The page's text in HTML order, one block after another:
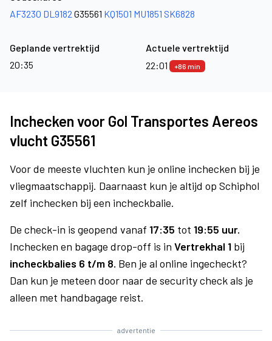
AF3230 DL9182 G35561 KQ1501 MU1851 SK6828
Geplande vertrektijd
20:35
Actuele vertrektijd
22:01
+86 min
Inchecken voor Gol Transportes Aereos
vlucht G35561
Voor de meeste vluchten kun je online inchecken bij je
vliegmaatschappij. Daarnaast kun je altijd op Schiphol
zelf inchecken bij een incheckbalie.
De check-in is geopend vanaf 17:35 tot 19:55 uur.
Inchecken en bagage drop-off is in Vertrekhal 1 bij
incheckbalies 6 t/m 8. Ben je al online ingecheckt?
Dan kun je meteen door naar de security check als je
alleen met handbagage reist.
advertentie